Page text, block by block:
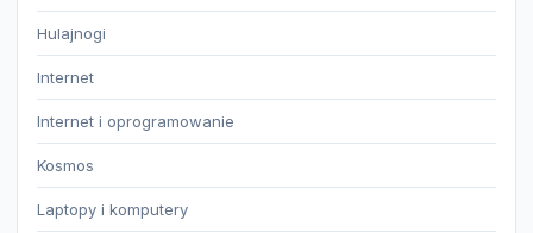
Hulajnogi
Internet
Internet i oprogramowanie
Kosmos
Laptopy i komputery